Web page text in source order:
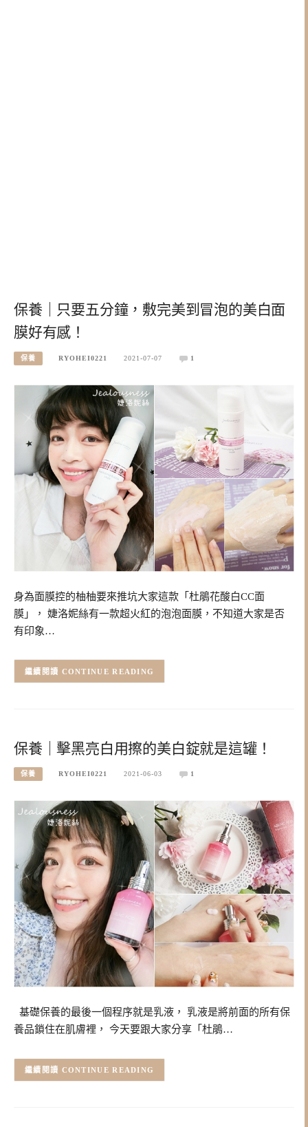
保養｜只要五分鐘，敷完美到冒泡的美白面
膜好有感！
保養 RYOHEI0221 2021-07-07 1
身為面膜控的柚柚要來推坑大家這款「杜鵑花酸白CC面
膜」， 婕洛妮絲有一款超火紅的泡泡面膜，不知道大家是否
有印象…
CONTINUE READING
保養｜擊黑亮白用擦的美白錠就是這罐！
保養 RYOHEI0221 2021-06-03 1
基礎保養的最後一個程序就是乳液， 乳液是將前面的所有保
養品鎖住在肌膚裡， 今天要跟大家分享「杜鵑…
CONTINUE READING